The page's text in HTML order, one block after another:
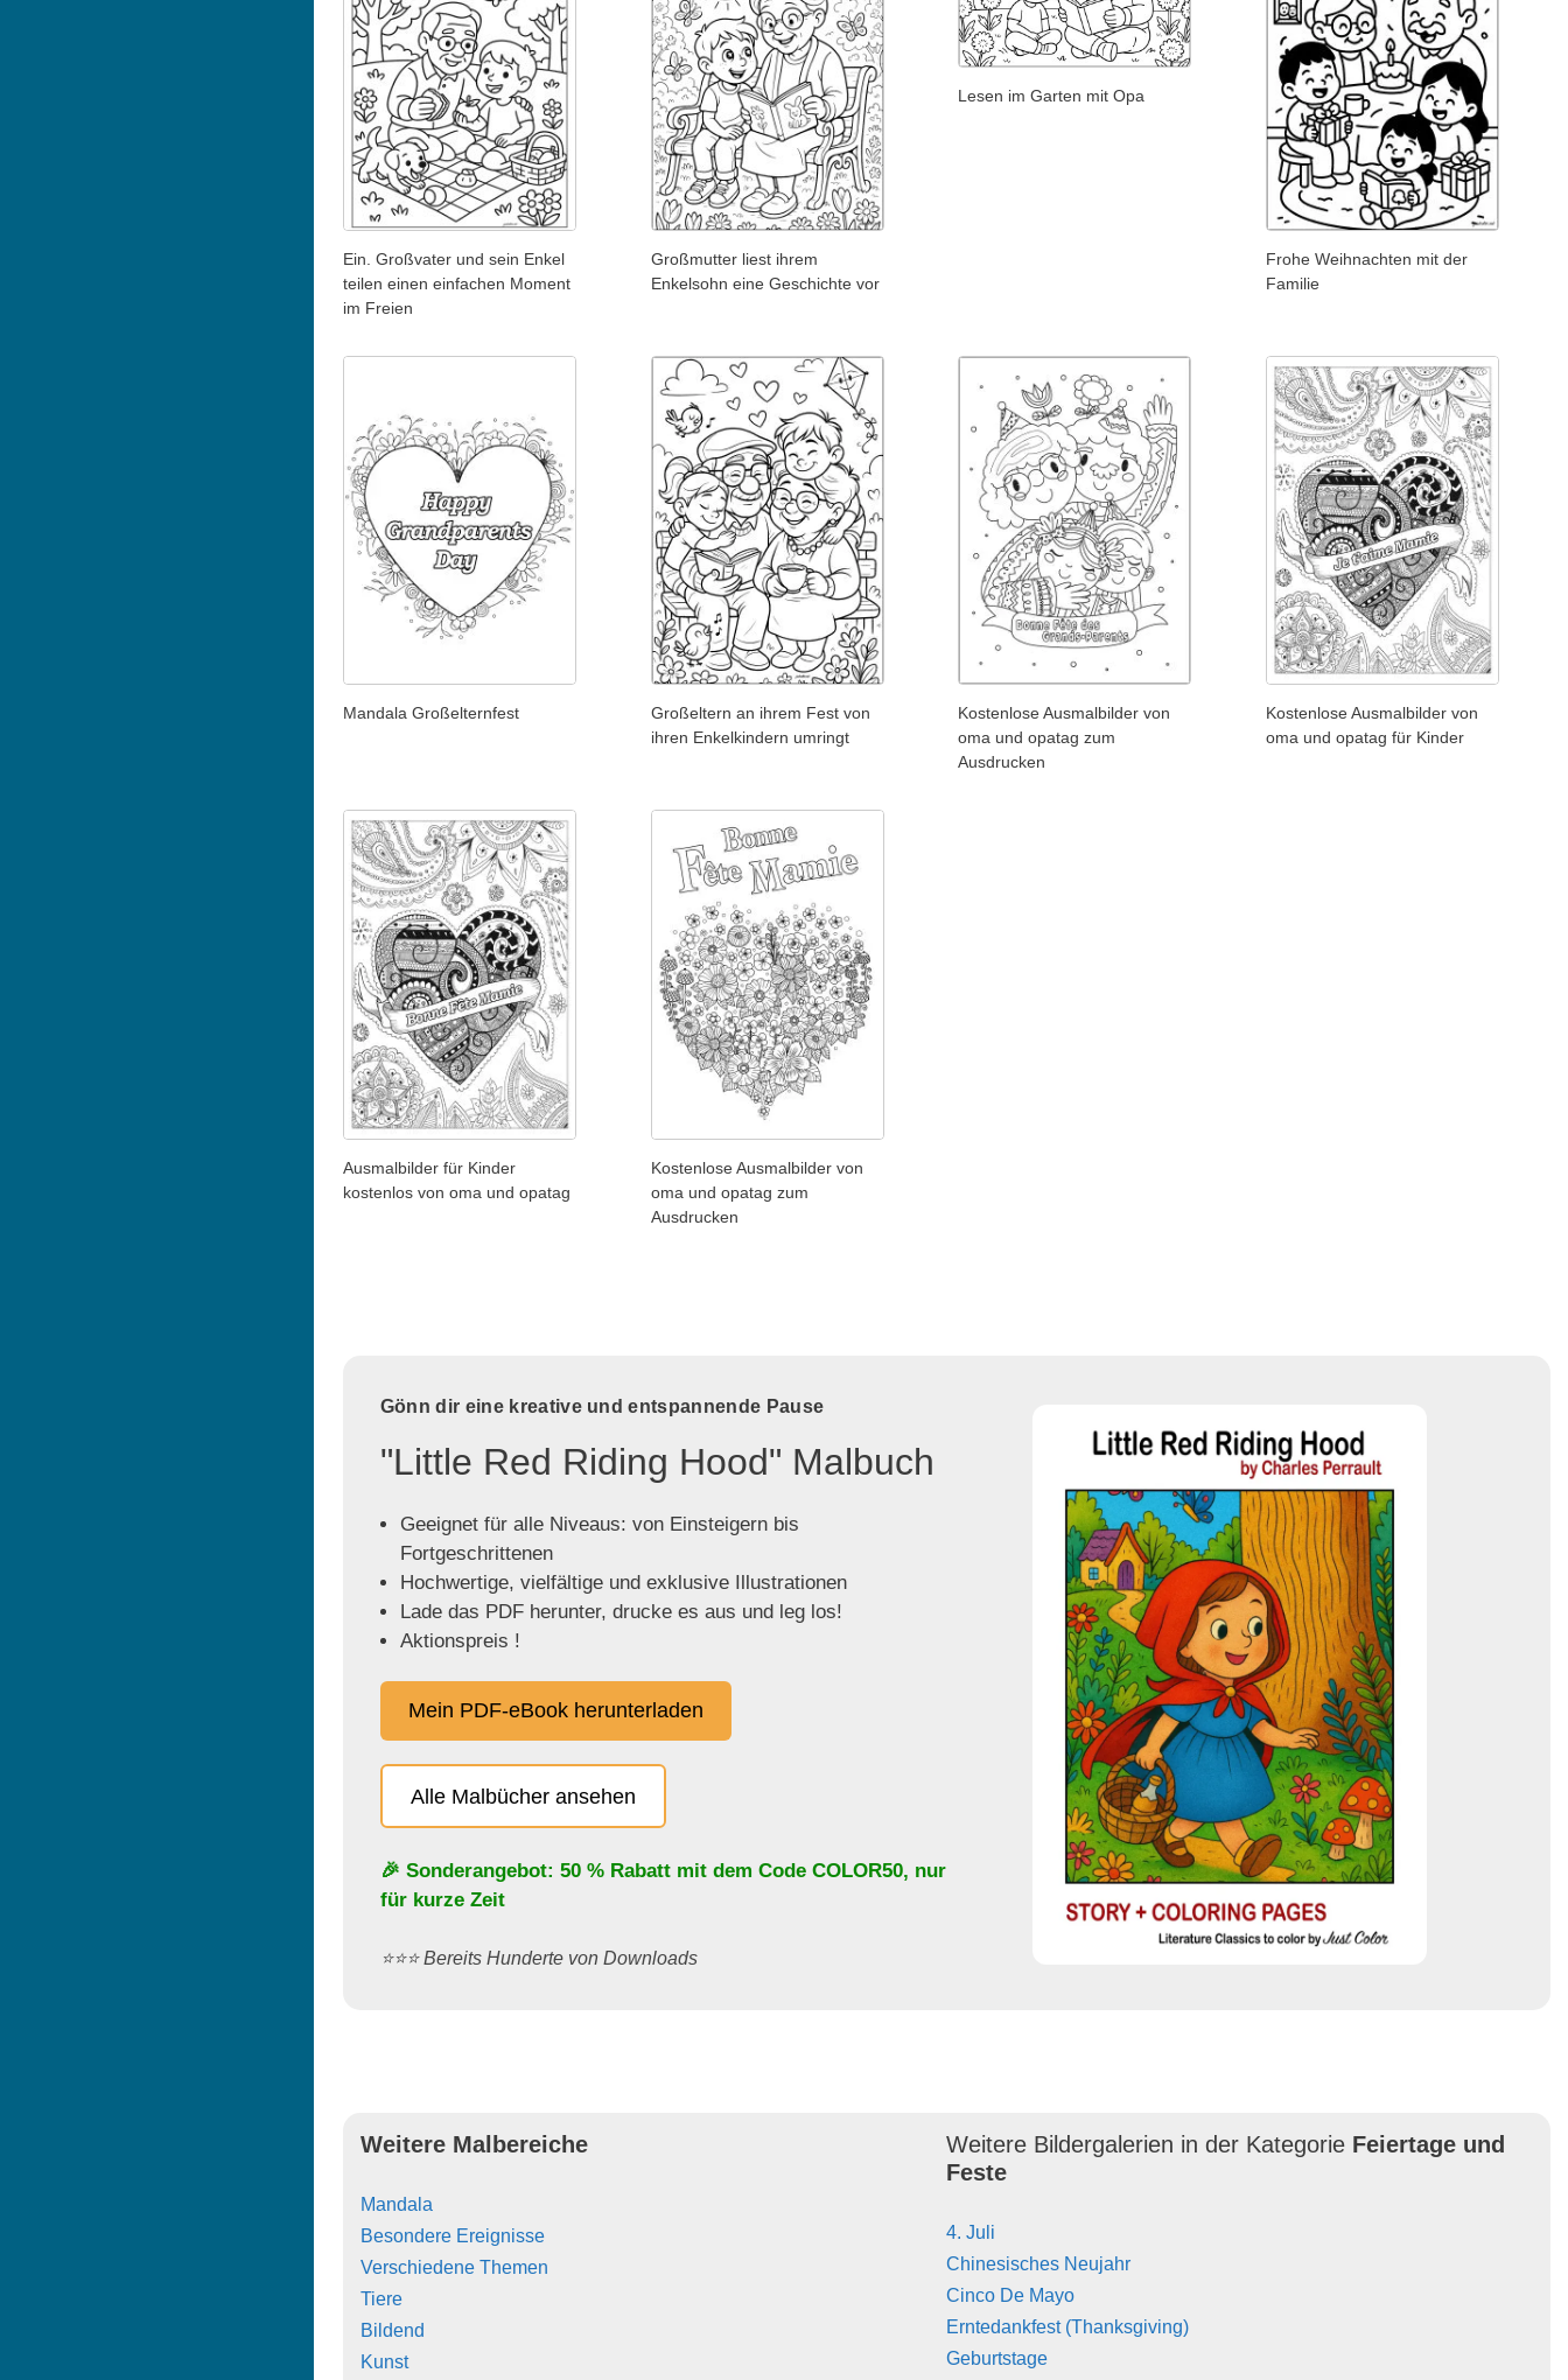
Ein. Großvater und sein Enkel
teilen einen einfachen Moment
im Freien
Großmutter liest ihrem
Enkelsohn eine Geschichte vor
Lesen im Garten mit Opa
Frohe Weihnachten mit der
Familie
Mandala Großelternfest
Großeltern an ihrem Fest von
ihren Enkelkindern umringt
Kostenlose Ausmalbilder von
oma und opatag zum
Ausdrucken
Kostenlose Ausmalbilder von
oma und opatag für Kinder
Ausmalbilder für Kinder
kostenlos von oma und opatag
Kostenlose Ausmalbilder von
oma und opatag zum
Ausdrucken
Gönn dir eine kreative und entspannende Pause
"Little Red Riding Hood" Malbuch
Geeignet für alle Niveaus: von Einsteigern bis
Fortgeschrittenen
Hochwertige, vielfältige und exklusive Illustrationen
Lade das PDF herunter, drucke es aus und leg los!
Aktionspreis !
Mein PDF-eBook herunterladen
Alle Malbücher ansehen
🎉 Sonderangebot: 50 % Rabatt mit dem Code COLOR50, nur
für kurze Zeit
⭐️⭐️⭐️ Bereits Hunderte von Downloads
Weitere Malbereiche
Mandala
Besondere Ereignisse
Verschiedene Themen
Tiere
Bildend
Kunst
Weitere Bildergalerien in der Kategorie Feiertage und
Feste
4. Juli
Chinesisches Neujahr
Cinco De Mayo
Erntedankfest (Thanksgiving)
Geburtstage